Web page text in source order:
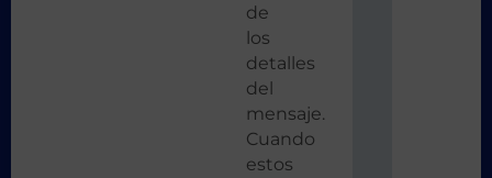
de
los
detalles
del
mensaje.
Cuando
estos